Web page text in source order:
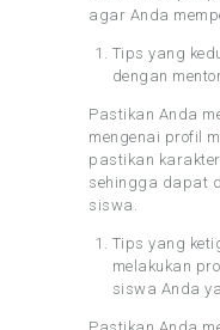
agar Anda
Tips yang
dengan
Pastikan Anda
mengenai profil
pastikan
sehingga dapat
siswa.
Tips yang
melakukan
siswa Anda